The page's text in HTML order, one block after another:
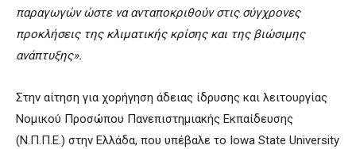
παραγωγών ώστε να ανταποκριθούν στις σύγχρονες
προκλήσεις της κλιματικής κρίσης και της βιώσιμης
ανάπτυξης».
Στην αίτηση για χορήγηση άδειας ίδρυσης και λειτουργίας
Νομικού Προσώπου Πανεπιστημιακής Εκπαίδευσης
(Ν.Π.Π.Ε.) στην Ελλάδα, που υπέβαλε το Iowa State University